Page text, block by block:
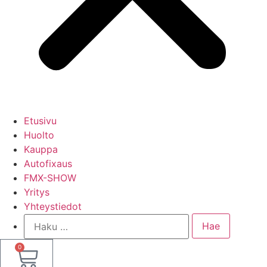
Etusivu
Huolto
Kauppa
Autofixaus
FMX-SHOW
Yritys
Yhteystiedot
0